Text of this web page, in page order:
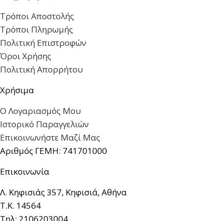
Τρόποι Αποστολής
Τρόποι Πληρωμής
Πολιτική Επιστροφών
Όροι Χρήσης
Πολιτική Απορρήτου
Χρήσιμα
Ο Λογαριασμός Μου
Ιστορικό Παραγγελιών
Επικοινωνήστε Μαζί Μας
Αριθμός ΓΕΜΗ: 741701000
Επικοινωνία
Λ. Κηφισιάς 357, Κηφισιά, Αθήνα
Τ.Κ. 14564